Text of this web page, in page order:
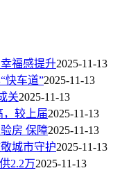
福感提升2025-11-13
快车道”2025-11-13
关2025-11-13
，较上届2025-11-13
房 保障2025-11-13
城市守护2025-11-13
2.2万2025-11-13